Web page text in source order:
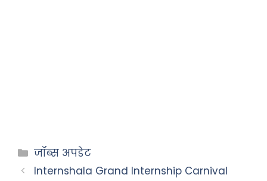
जॉब्स अपडेट
Internshala Grand Internship Carnival